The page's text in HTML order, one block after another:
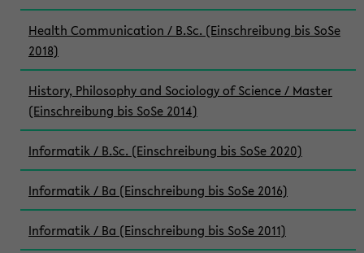
Health Communication / B.Sc. (Einschreibung bis SoSe
2018)
History, Philosophy and Sociology of Science / Master
(Einschreibung bis SoSe 2014)
Informatik / B.Sc. (Einschreibung bis SoSe 2020)
Informatik / Ba (Einschreibung bis SoSe 2016)
Informatik / Ba (Einschreibung bis SoSe 2011)